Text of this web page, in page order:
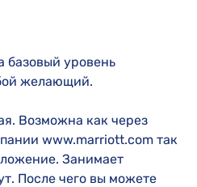
базовый уровень
желающий.
Возможна как через
www.marriott.com так
Занимает
После чего вы можете